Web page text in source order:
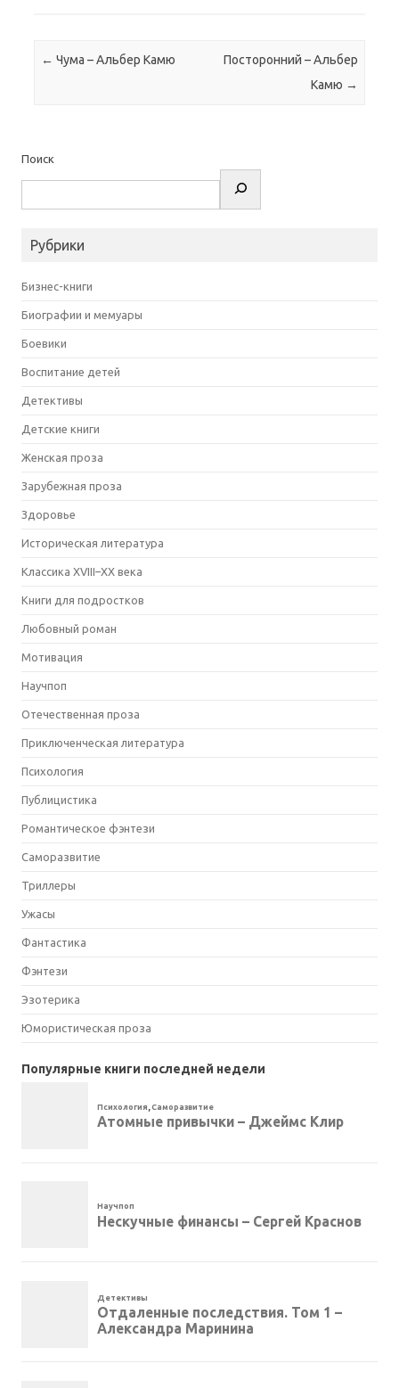
Навигация по записям
← Чума – Альбер Камю
Посторонний – Альбер
Камю →
Поиск
Рубрики
Бизнес-книги
Биографии и мемуары
Боевики
Воспитание детей
Детективы
Детские книги
Женская проза
Зарубежная проза
Здоровье
Историческая литература
Классика XVIII–XX века
Книги для подростков
Любовный роман
Мотивация
Научпоп
Отечественная проза
Приключенческая литература
Психология
Публицистика
Романтическое фэнтези
Саморазвитие
Триллеры
Ужасы
Фантастика
Фэнтези
Эзотерика
Юмористическая проза
Популярные книги последней недели
Психология ,Саморазвитие
Атомные привычки – Джеймс Клир
Научпоп
Нескучные финансы – Сергей Краснов
Детективы
Отдаленные последствия. Том 1 –
Александра Маринина